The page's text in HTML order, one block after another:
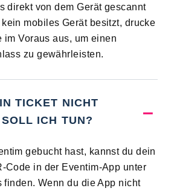
direkt von dem Gerät gescannt
mobiles Gerät besitzt, drucke
im Voraus aus, um einen
zu gewährleisten.
TICKET NICHT
ICH TUN?
gebucht hast, kannst du dein
Code in der Eventim-App unter
finden. Wenn du die App nicht